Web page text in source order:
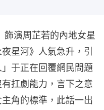
飾演周芷若的內地女星
星河》人氣急升，引
于正在回覆網民問題
扛劇能力，言下之意
角的標準，此話一出